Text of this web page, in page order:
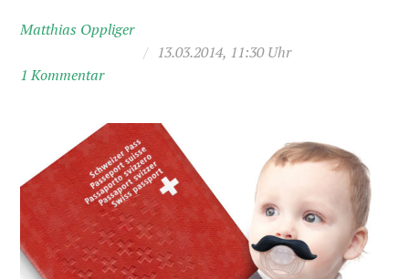
Matthias Oppliger
/ 13.03.2014, 11:30 Uhr
1 Kommentar